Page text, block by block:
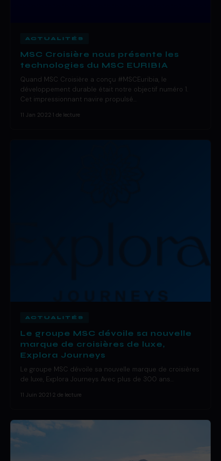
ACTUALITÉS
MSC Croisière nous présente les
technologies du MSC EURIBIA
Quand MSC Croisière a conçu #MSCEuribia, le
développement durable était notre objectif numéro 1.
Cet impressionnant navire propulsé…
11 Jan 2022 1 de lecture
ACTUALITÉS
Le groupe MSC dévoile sa nouvelle
marque de croisières de luxe,
Explora Journeys
Le groupe MSC dévoile sa nouvelle marque de croisières
de luxe, Explora Journeys Avec plus de 300 ans…
11 Juin 2021 2 de lecture